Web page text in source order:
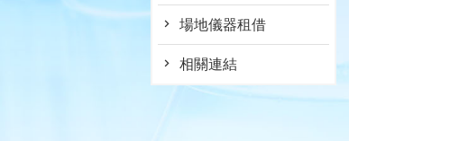
場地儀器租借
相關連結